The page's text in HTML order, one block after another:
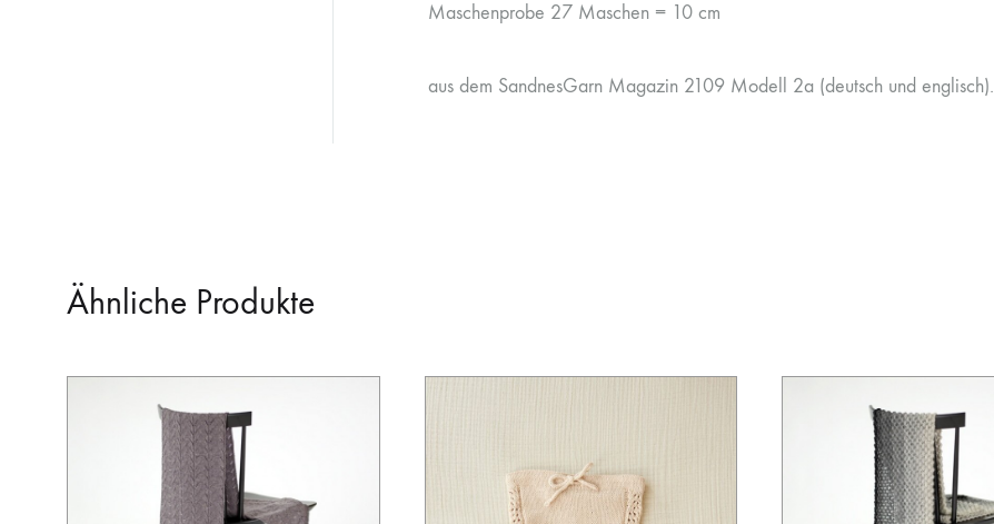
Maschenprobe 27 Maschen = 10 cm
aus dem SandnesGarn Magazin 2109 Modell 2a (deutsch und englisch).
Ähnliche Produkte